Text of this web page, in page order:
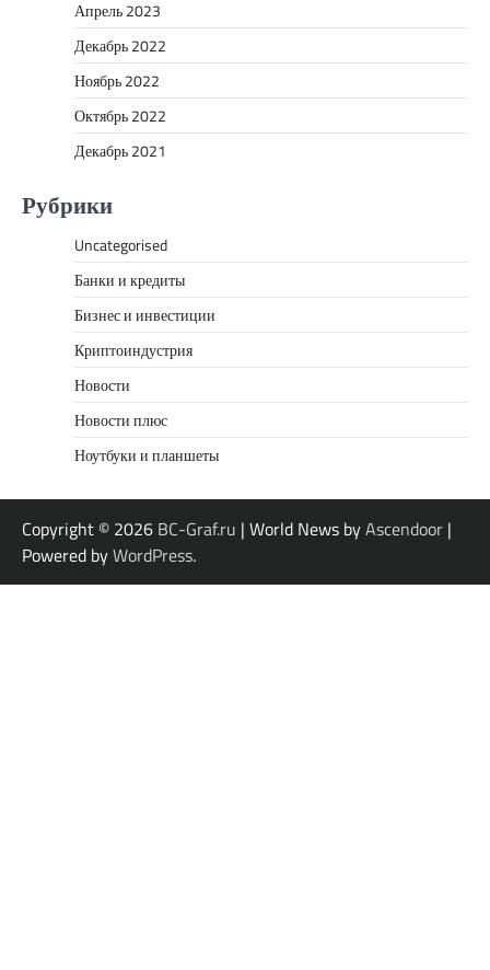
Апрель 2023
Декабрь 2022
Ноябрь 2022
Октябрь 2022
Декабрь 2021
Рубрики
Uncategorised
Банки и кредиты
Бизнес и инвестиции
Криптоиндустрия
Новости
Новости плюс
Ноутбуки и планшеты
Copyright © 2026 BC-Graf.ru | World News byAscendoor |
Powered byWordPress.